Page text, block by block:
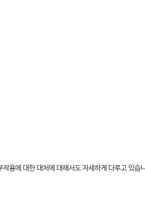
용에 대한 대처에 대해서도 자세하게 다루고 있습